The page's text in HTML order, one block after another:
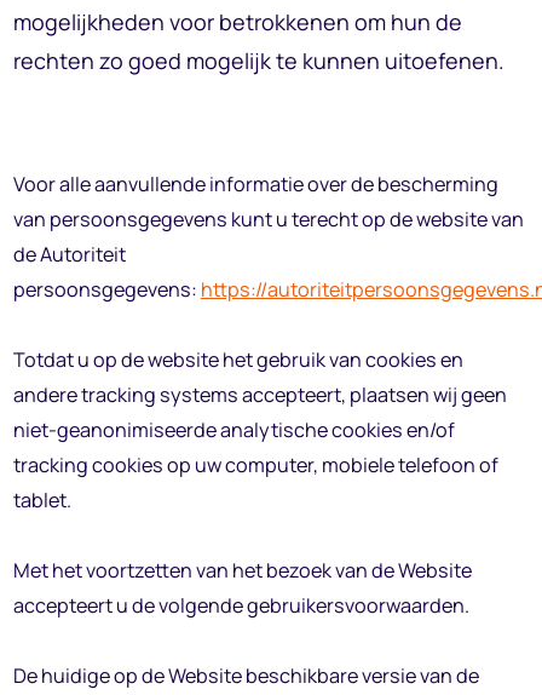
mogelijkheden voor betrokkenen om hun de
rechten zo goed mogelijk te kunnen uitoefenen.
Voor alle aanvullende informatie over de bescherming
van persoonsgegevens kunt u terecht op de website van
de Autoriteit
persoonsgegevens: https://
Totdat u op de website het gebruik van cookies en
andere tracking systems accepteert, plaatsen wij geen
niet-geanonimiseerde analytische cookies en/of
tracking cookies op uw computer, mobiele telefoon of
tablet.
Met het voortzetten van het bezoek van de Website
accepteert u de volgende gebruikersvoorwaarden.
De huidige op de Website beschikbare versie van de